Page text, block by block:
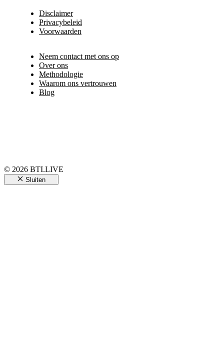
Disclaimer
Privacybeleid
Voorwaarden
Neem contact met ons op
Over ons
Methodologie
Waarom ons vertrouwen
Blog
© 2026 BTI.LIVE
Sluiten